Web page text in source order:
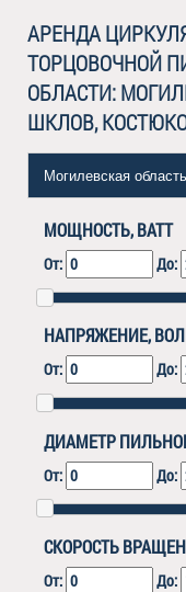
АРЕНДА
ТОРЦОВОЧНОЙ
ОБЛАСТИ:
ШКЛОВ,
Могилевская область
МОЩНОСТЬ, ВАТТ
От: До:
НАПРЯЖЕНИЕ,
От: До:
ДИАМЕТР
От: До:
СКОРОСТЬ
От: До: